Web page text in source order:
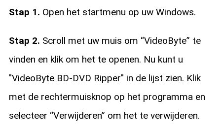
Stap 1. Open het startmenu op uw Windows.
Stap 2. Scroll met uw muis om “VideoByte” te
vinden en klik om het te openen. Nu kunt u
"VideoByte BD-DVD Ripper" in de lijst zien. Klik
met de rechtermuisknop op het programma en
selecteer “Verwijderen” om het te verwijderen.